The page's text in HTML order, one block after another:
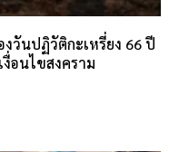
วันปฏิวัติกะเหรี่ยง 66 ปี
อนไขสงคราม